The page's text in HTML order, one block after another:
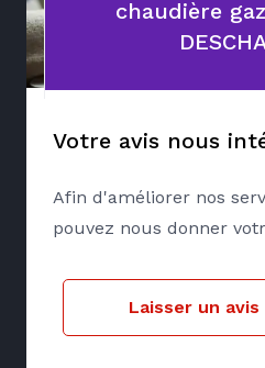
chaudière
tranquilité pour
à partir de
Votre avis nous
Afin d'améliorer nos
pouvez nous donner
Laisser un avis